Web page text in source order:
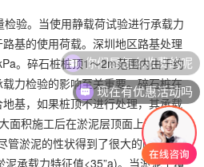
验。当使用静载荷试验进行承载力
基的使用荷载。深圳地区路基处理
。碎石桩桩顶1～2m范围内由于约
力检验的影响至关重要。碎石桩在
基，如果桩顶不进行处理，其承载
面积施工后在淤泥层顶面上进行了
管淤泥的性状得到了很大的改善，但
承载力特征值<35”a)。当淤泥上覆
你们是怎么收费的呢
现在有优惠活动吗